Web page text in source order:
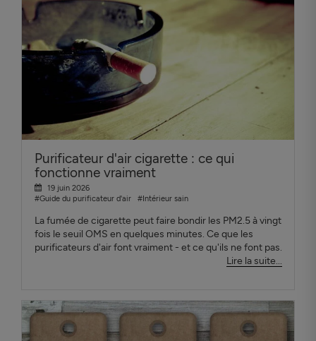
Purificateur d'air cigarette : ce qui
fonctionne vraiment
19 juin 2026
#Guide du purificateur d'air
#Intérieur sain
La fumée de cigarette peut faire bondir les PM2.5 à vingt
fois le seuil OMS en quelques minutes. Ce que les
purificateurs d'air font vraiment - et ce qu'ils ne font pas.
Lire la suite...